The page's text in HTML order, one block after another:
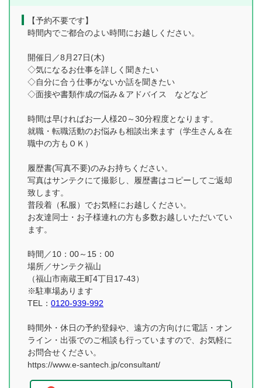
【予約不要です】
時間内でご都合のよい時間にお越しください。
開催日／8月27日(木)
◇気になるお仕事を詳しく聞きたい
◇自分に合う仕事がないか話を聞きたい
◇面接や書類作成の悩み＆アドバイス などなど
時間は早ければお一人様20～30分程度となります。
就職・転職活動のお悩みも相談出来ます（学生さん＆在
職中の方もＯＫ）
履歴書(写真不要)のみお持ちください。
写真はサンテクにて撮影し、履歴書はコピーしてご返却
致します。
普段着（私服）でお気軽にお越しください。
お友達同士・お子様連れの方も多数お越しいただいてい
ます。
時間／10：00～15：00
場所／サンテク福山
（福山市南蔵王町4丁目17-43）
※駐車場あります
TEL： 0120-939-992
時間外・休日の予約登録や、遠方の方向けに電話・オン
ライン・出張でのご相談も行っていますので、お気軽に
お問合せください。
https://www.e-santech.jp/consultant/